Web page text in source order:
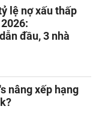
lệ nợ xấu thấp
đầu, 3 nhà
nâng xếp hạng